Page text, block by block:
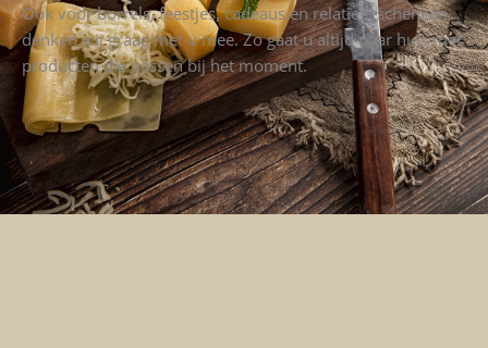
Ook voor borrels, feestjes, cadeaus en relatiegeschenken
denken wij graag met u mee. Zo gaat u altijd naar huis met
producten die passen bij het moment.